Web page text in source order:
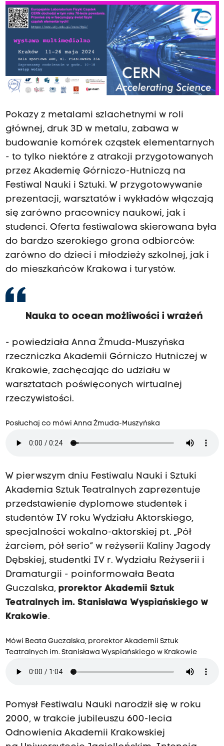
Pokazy z metalami szlachetnymi w roli
głównej, druk 3D w metalu, zabawa w
budowanie komórek cząstek elementarnych
- to tylko niektóre z atrakcji przygotowanych
przez Akademię Górniczo-Hutniczą na
Festiwal Nauki i Sztuki. W przygotowywanie
prezentacji, warsztatów i wykładów włączają
się zarówno pracownicy naukowi, jak i
studenci. Oferta festiwalowa skierowana była
do bardzo szerokiego grona odbiorców:
zarówno do dzieci i młodzieży szkolnej, jak i
do mieszkańców Krakowa i turystów.
Nauka to ocean możliwości i wrażeń
- powiedziała Anna Żmuda-Muszyńska
rzeczniczka Akademii Górniczo Hutniczej w
Krakowie, zachęcając do udziału w
warsztatach poświęconych wirtualnej
rzeczywistości.
Posłuchaj co mówi Anna Żmuda-Muszyńska
W pierwszym dniu Festiwalu Nauki i Sztuki
Akademia Sztuk Teatralnych zaprezentuje
przedstawienie dyplomowe studentek i
studentów IV roku Wydziału Aktorskiego,
specjalności wokalno-aktorskiej pt. „Pół
żarciem, pół serio” w reżyserii Kaliny Jagody
Dębskiej, studentki IV r. Wydziału Reżyserii i
Dramaturgii - poinformowała Beata
Guczalska, prorektor Akademii Sztuk
Teatralnych im. Stanisława Wyspiańskiego w
Krakowie.
Mówi Beata Guczalska, prorektor Akademii Sztuk
Teatralnych im. Stanisława Wyspiańskiego w Krakowie
Pomysł Festiwalu Nauki narodził się w roku
2000, w trakcie jubileuszu 600-lecia
Odnowienia Akademii Krakowskiej